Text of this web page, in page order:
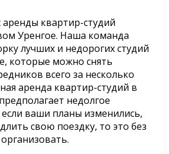
аренды квартир-студий
Уренгое. Наша команда
лучших и недорогих студий
которые можно снять
всего за несколько
аренда квартир-студий в
недолгое
ваши планы изменились,
свою поездку, то это без